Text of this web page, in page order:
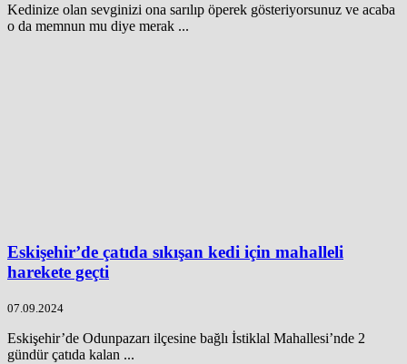
Kedinize olan sevginizi ona sarılıp öperek gösteriyorsunuz ve acaba
o da memnun mu diye merak ...
Eskişehir’de çatıda sıkışan kedi için mahalleli
harekete geçti
07.09.2024
Eskişehir’de Odunpazarı ilçesine bağlı İstiklal Mahallesi’nde 2
gündür çatıda kalan ...